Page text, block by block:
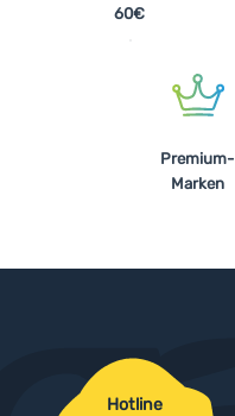
60€
Premium-
Marken
Hotline